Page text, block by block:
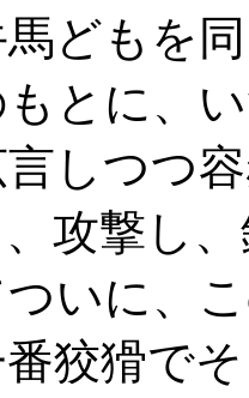
どもを
とに、
しつつ
攻撃し
いに、
狡猾で